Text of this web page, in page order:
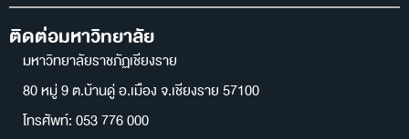
ติดต่อมหาวิทยาลัย
มหาวิทยาลัยราชภัฏเชียงราย
80 หมู่ 9 ต.บ้านดู่ อ.เมือง จ.เชียงราย 57100
โทรศัพท์: 053 776 000